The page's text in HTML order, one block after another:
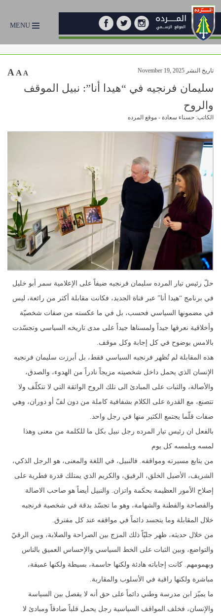
MENU
تاريخ النشر November 19, 2025 A A A
سليمان فرنجيه في “هيدا أنا”: نبيل الموقف
والروح
الكاتب: حسناء سعادة - موقع المرده
حلّ رئيس تيار المرده سليمان فرنجيه ضيفاً على الإعلامية سمر أبو خليل
في برنامج “هيدا أنا” عبر قناة الجديد، فكانت مقابلة أكثر من رائعة، ليس
في مضمونها السياسي فحسب، بل في ما عكسته من صفات شخصيّة
وأخلاقية نعرفها جيداً ولمسناها جيداً على مدى تاريخه السياسي وتجسّدت
بالامس بوضوح في كل إجابة وكل موقف.
هذه المقابلة لم تُظهر فرنجيه السياسي فقط، بل أبرزت سليمان فرنجيه
الإنسان الذي يحمل داخل شخصيته مزيجاً نادراً من الهدوء، والصدق،
والأصالة، والثبات على المبادئ الى تلك الروح الواثقة التي لا تتكلّف ولا
تتصنع، مع القدرة على الكلام بشفافية كاملة من دون لفّ أو دوران، وهي
صفات قلّما يجتمع الكثير منها في رجل واحد.
بالفعل ان رئيس تيار المرده رجل نبيل بكل ما للكلمة من معنى وهذا
لمسه ويلمسه كل يوم
من يتابع مسيرته ومواقفه. فالنبيل، في اللغة والمعنى، هو الرجل الذكي،
الشريف، الأصيل الخلق، الرفيق، والكريم الذي يمتلك قدرة فطرية على
إصلاح الأمور العظيمة بحكمة واتزان. والنبيل أيضاً هو صاحب الاصالة
والفصاحة والفطنة والشهامة، وهو ما تجسّد بدقة في شخصية فرنجيه
خلال المقابلة وما يتجسد دائماً في مواقفه عند كل مفترق.
من خلال حديثه، ظهر جليّاً ذلك المزج بين الصراحة والصلابة، وبين الرقيّ
والتواضع، وبين الثبات على الخط السياسي والإحساس العميق بالناس
وبهمومهم. كانت إجاباته هادئة ولكنها حاسمة، بسيطة ولكنها عميقة،
مباشرة ولكنها راقية في الأسلوب والمقاربة.
ما يميّز ابن مدرسة وطني دائماً على حق أنه لا يفصل بين السياسة
والإنسان، فخلف المواقف السياسية رجل يحمل قلباً صادقاً ومبادئ لا